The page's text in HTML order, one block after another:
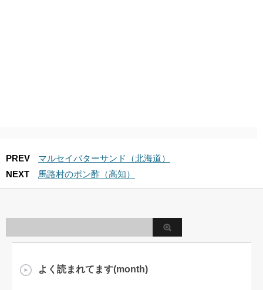
PREV
マルセイバターサンド（北海道）
NEXT
馬路村のポン酢（高知）
よく読まれてます(month)